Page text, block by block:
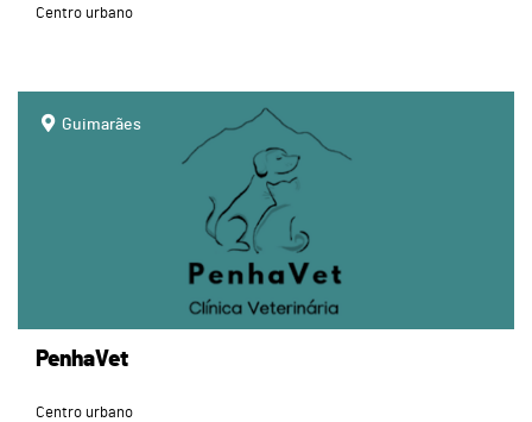
Centro urbano
Guimarães
PenhaVet
Centro urbano